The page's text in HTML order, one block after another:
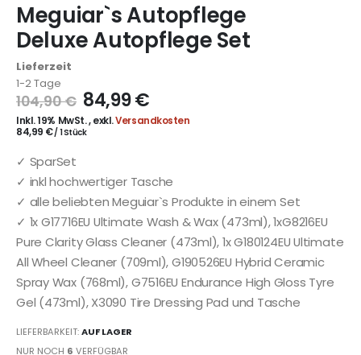
Anfang
der
Bildgalerie
springen
Meguiar`s Autopflege
Deluxe Autopflege Set
Lieferzeit
1-2 Tage
104,90 € 84,99 €
Inkl. 19% MwSt.,exkl.Versandkosten
84,99 €/ 1 Stück
✓ SparSet
✓ inkl hochwertiger Tasche
✓ alle beliebten Meguiar`s Produkte in einem Set
✓ 1x G17716EU Ultimate Wash & Wax (473ml), 1xG8216EU
Pure Clarity Glass Cleaner (473ml), 1x G180124EU Ultimate
All Wheel Cleaner (709ml), G190526EU Hybrid Ceramic
Spray Wax (768ml), G7516EU Endurance High Gloss Tyre
Gel (473ml), X3090 Tire Dressing Pad und Tasche
LIEFERBARKEIT:AUF LAGER
NUR NOCH 6 VERFÜGBAR